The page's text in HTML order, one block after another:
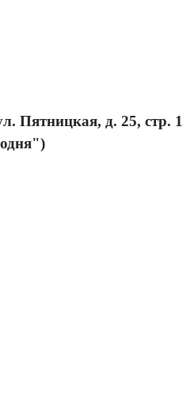
Пятницкая, д. 25, стр. 1